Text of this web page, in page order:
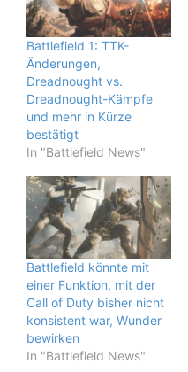
Battlefield 1: TTK-
Änderungen,
Dreadnought vs.
Dreadnought-Kämpfe
und mehr in Kürze
bestätigt
In "Battlefield News"
Battlefield könnte mit
einer Funktion, mit der
Call of Duty bisher nicht
konsistent war, Wunder
bewirken
In "Battlefield News"